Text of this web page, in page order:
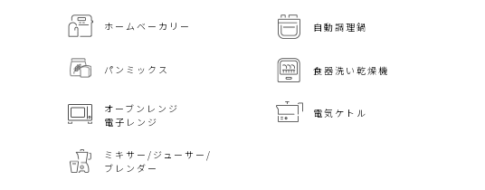
ホームベーカリー 自動調理鍋
パンミックス 食器洗い乾燥機
オーブンレンジ
電子レンジ
電気ケトル
ミキサー/ジューサー/
ブレンダー